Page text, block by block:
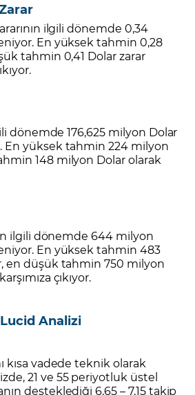
ilgili dönemde 0,34
En yüksek tahmin 0,28
tahmin 0,41 Dolar zarar
dönemde 176,625 milyon Dolar
En yüksek tahmin 224 milyon
148 milyon Dolar olarak
ilgili dönemde 644 milyon
En yüksek tahmin 483
en düşük tahmin 750 milyon
çıkıyor.
Lucid Analizi
kısa vadede teknik olarak
21 ve 55 periyotluk üstel
desteklediği 6,65 – 7,15 takip